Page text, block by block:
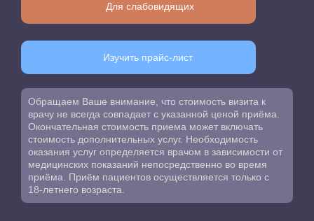
Для слабовидящих
Изучить прайс-лист
Обращаем Ваше внимание, что стоимость визита к
врачу не всегда совпадает с указанной ценой приёма.
Окончательная стоимость приема может включать
стоимость дополнительных услуг. Необходимость
оказания услуг определяется врачом в зависимости от
медицинских показаний непосредственно во время
приёма. Приём пациентов осуществляется только с
18-летнего возраста.